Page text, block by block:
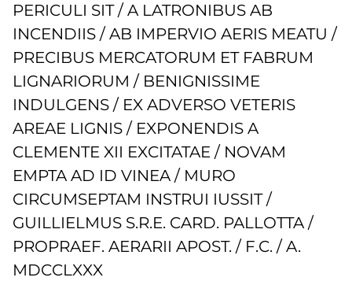
PERICULI SIT / A LATRONIBUS AB
INCENDIIS / AB IMPERVIO AERIS MEATU /
PRECIBUS MERCATORUM ET FABRUM
LIGNARIORUM / BENIGNISSIME
INDULGENS / EX ADVERSO VETERIS
AREAE LIGNIS / EXPONENDIS A
CLEMENTE XII EXCITATAE / NOVAM
EMPTA AD ID VINEA / MURO
CIRCUMSEPTAM INSTRUI IUSSIT /
GUILLIELMUS S.R.E. CARD. PALLOTTA /
PROPRAEF. AERARII APOST. / F.C. / A.
MDCCLXXX